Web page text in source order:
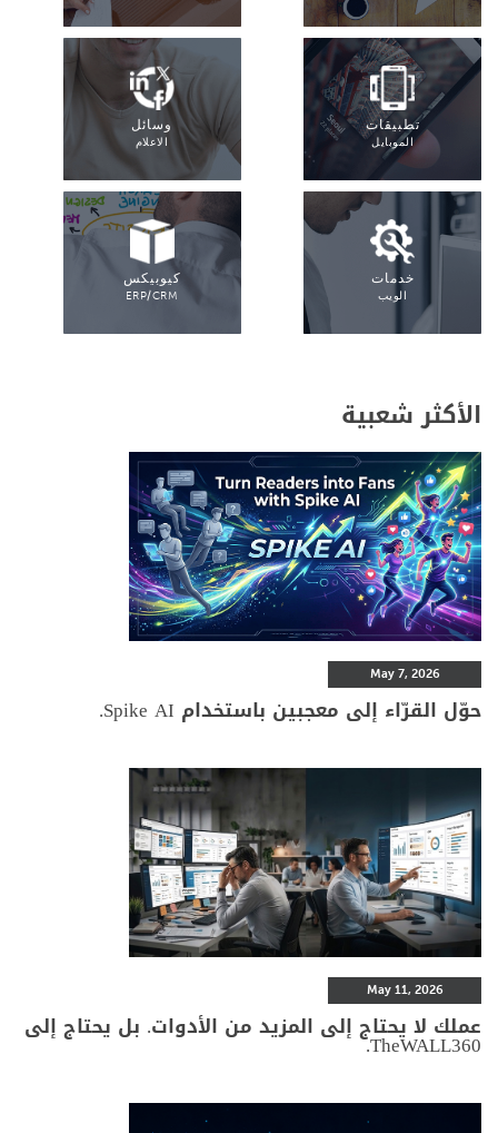
تطبيقات
الموبايل
وسائل
الاعلام
خدمات
الويب
كيوبيكس
ERP/CRM
الأكثر شعبية
May 7, 2026
حوّل القرّاء إلى معجبين باستخدام Spike AI.
May 11, 2026
عملك لا يحتاج إلى المزيد من الأدوات. بل يحتاج إلى
TheWALL360.